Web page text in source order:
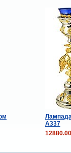
А337